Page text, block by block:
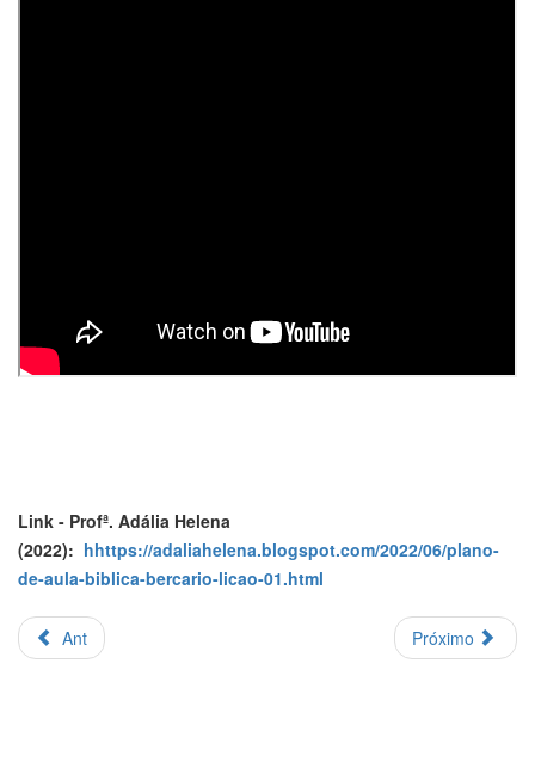
Link - Profª. Adália Helena
(2022): hhttps://adaliahelena.blogspot.com/2022/06/plano-
de-aula-biblica-bercario-licao-01.html
Ant Próximo